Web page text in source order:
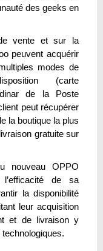
des geeks en
vente et sur la
peuvent acquérir
modes de
(carte
de la Poste
peut récupérer
la boutique la plus
gratuite sur
nouveau OPPO
de sa
la disponibilité
leur acquisition
et de livraison y